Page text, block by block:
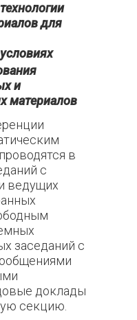
для
и
материалов
в
с
ведущих
заседаний с
доклады
секцию.